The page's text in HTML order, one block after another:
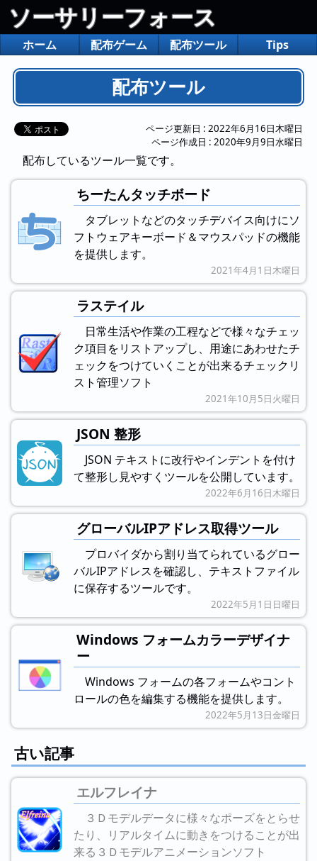
ソーサリーフォース
ホーム 配布ゲーム 配布ツール Tips
配布ツール
ページ更新日 : 2022年6月16日木曜日
ページ作成日 : 2020年9月9日水曜日
配布しているツール一覧です。
ちーたんタッチボード
タブレットなどのタッチデバイス向けにソ
フトウェアキーボード＆マウスパッドの機能
を提供します。
2021年4月1日木曜日
ラステイル
日常生活や作業の工程などで様々なチェッ
ク項目をリストアップし、用途にあわせたチ
ェックをつけていくことが出来るチェックリ
スト管理ソフト
2021年10月5日火曜日
JSON 整形
JSON テキストに改行やインデントを付け
て整形し見やすくツールを公開しています。
2022年6月16日木曜日
グローバルIPアドレス取得ツール
プロバイダから割り当てられているグロー
バルIPアドレスを確認し、テキストファイル
に保存するツールです。
2022年5月1日日曜日
Windows フォームカラーデザイナ
ー
Windows フォームの各フォームやコント
ロールの色を編集する機能を提供します。
2022年5月13日金曜日
古い記事
エルフレイナ
３Ｄモデルデータに様々なポーズをとらせ
たり、リアルタイムに動きをつけることが出
来る３Ｄモデルアニメーションソフト